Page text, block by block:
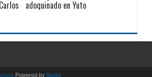
adoquinado en Yuto
Powered by Norte